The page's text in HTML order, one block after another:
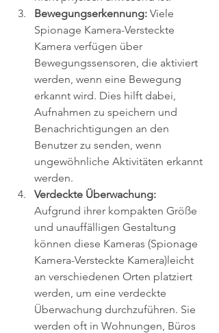
Bewegungserkennung: Viele
Spionage Kamera-Versteckte
Kamera verfügen über
Bewegungssensoren, die aktiviert
werden, wenn eine Bewegung
erkannt wird. Dies hilft dabei,
Aufnahmen zu speichern und
Benachrichtigungen an den
Benutzer zu senden, wenn
ungewöhnliche Aktivitäten erkannt
werden.
Verdeckte Überwachung:
Aufgrund ihrer kompakten Größe
und unauffälligen Gestaltung
können diese Kameras (Spionage
Kamera-Versteckte Kamera)leicht
an verschiedenen Orten platziert
werden, um eine verdeckte
Überwachung durchzuführen. Sie
werden oft in Wohnungen, Büros